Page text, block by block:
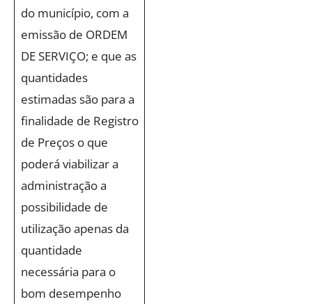
do município, com a
emissão de ORDEM
DE SERVIÇO; e que as
quantidades
estimadas são para a
finalidade de Registro
de Preços o que
poderá viabilizar a
administração a
possibilidade de
utilização apenas da
quantidade
necessária para o
bom desempenho